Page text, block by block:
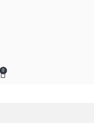
0